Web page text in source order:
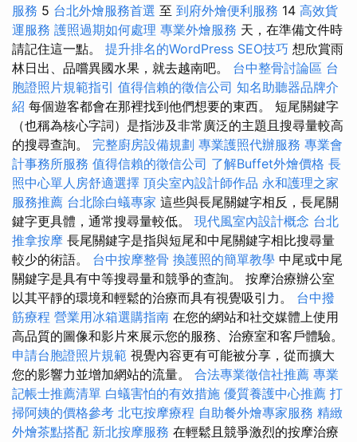
服務 5 台北外燴服務首選 至 到府外燴便利服務 14 高效貨
運服務 護照過期如何處理 專業外燴服務 天，在準備文件時
請記住這一點。 提升排名的WordPress SEO技巧 想欣賞雨
林日出、品嚐異國水果，就去越南吧。 台中整骨討論區 台
胞證照片規範指引 值得信賴的徵信公司 知名助聽器品牌介
紹 每個遊客都會在那裡找到他們想要的東西。 短尾關鍵字
（也稱為核心字詞）是指涉及非常廣泛的主題且搜尋量較高
的搜尋查詢。 完整廚房設備規劃 專業護照代辦服務 專業會
計事務所服務 值得信賴的徵信公司 了解Buffet外燴價格 長
照中心單人房舒適選擇 頂尖室內設計師作品 永和護理之家
服務推薦 台北除白蟻專家 這些與長尾關鍵字相反，長尾關
鍵字更具體，通常搜尋量較低。 現代風室內設計概念 台北
推拿按摩 長尾關鍵字是指與短尾和中尾關鍵字相比搜尋量
較少的術語。 台中按摩整骨 換護照的簡單教學 中尾或中尾
關鍵字是具有中等搜尋量和競爭的查詢。 按摩治療辦公室
以其平靜的環境和輕鬆的治療而具有視覺吸引力。 台中撥
筋療程 營業用冰箱選購指南 在您的網站和社交媒體上使用
高品質的圖像和影片來展示您的服務、治療室和客戶體驗。
申請台胞證照片規範 視覺內容更有可能被分享，從而擴大
您的影響力並增加網站的流量。 合法專業徵信社推薦 專業
記帳士推薦清單 白蟻害怕的有效措施 優質養護中心推薦 打
掃阿姨的價格參考 北屯按摩療程 自助餐外燴專家服務 精緻
外燴茶點搭配 新北按摩服務 在輕鬆且競爭激烈的按摩治療